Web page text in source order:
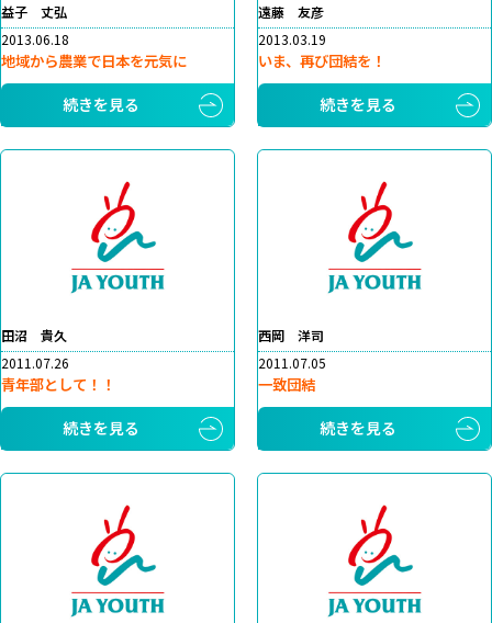
益子 丈弘
2013.06.18
地域から農業で日本を元気に
続きを見る
遠藤 友彦
2013.03.19
いま、再び団結を！
続きを見る
田沼 貴久
2011.07.26
青年部として！！
続きを見る
西岡 洋司
2011.07.05
一致団結
続きを見る